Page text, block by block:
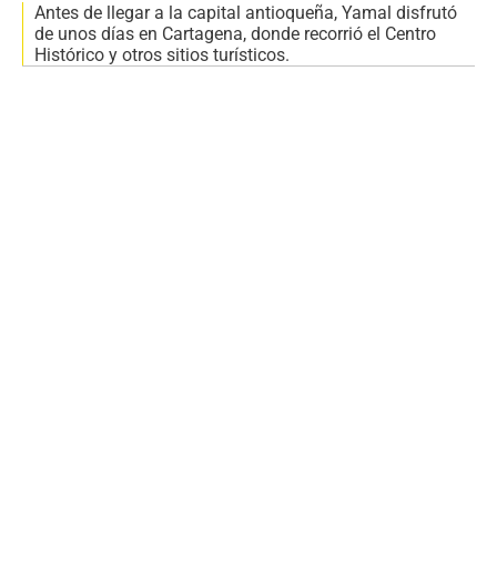
Antes de llegar a la capital antioqueña, Yamal disfrutó
de unos días en Cartagena, donde recorrió el Centro
Histórico y otros sitios turísticos.